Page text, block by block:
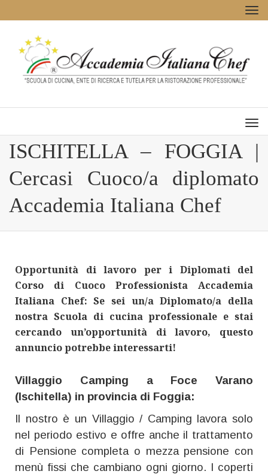
ISCHITELLA – FOGGIA |
Cercasi Cuoco/a diplomato
Accademia Italiana Chef
Opportunità di lavoro per i Diplomati del
Corso di Cuoco Professionista Accademia
Italiana Chef: Se sei un/a Diplomato/a della
nostra Scuola di cucina professionale e stai
cercando un’opportunità di lavoro, questo
annuncio potrebbe interessarti!
Villaggio Camping a Foce Varano
(Ischitella) in provincia di Foggia:
Il nostro è un Villaggio / Camping lavora solo
nel periodo estivo e offre anche il trattamento
di Pensione completa o mezza pensione con
menù fissi che cambiano ogni giorno. I coperti